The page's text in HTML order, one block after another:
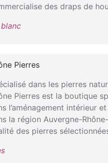
des draps de
Pierres
dans les pierres
Pierres est la boutique
l’aménagement intérieur
la région Auvergne-
des pierres